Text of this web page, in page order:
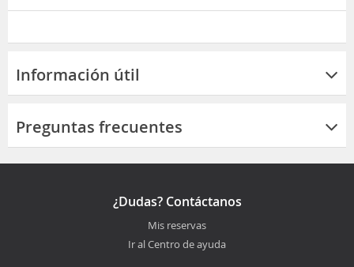
Información útil
Preguntas frecuentes
¿Dudas? Contáctanos
Mis reservas
Ir al Centro de ayuda